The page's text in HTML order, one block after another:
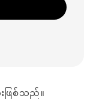
းဖြစ်သည်။